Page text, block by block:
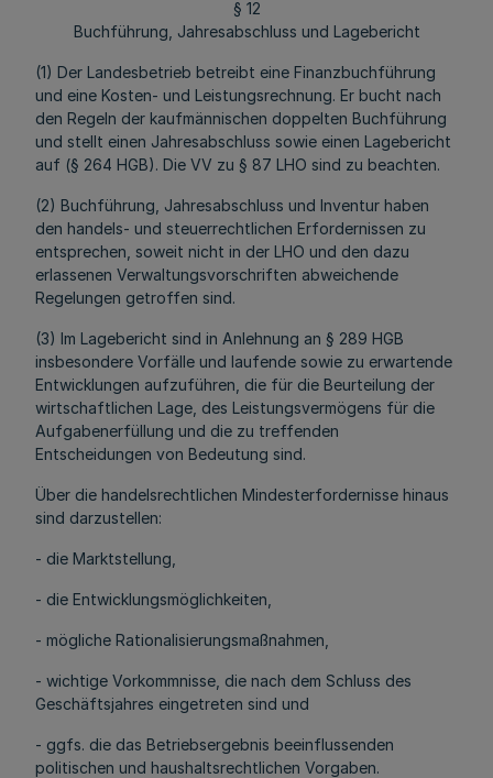
§ 12
Buchführung, Jahresabschluss und Lagebericht
(1) Der Landesbetrieb betreibt eine Finanzbuchführung
und eine Kosten- und Leistungsrechnung. Er bucht nach
den Regeln der kaufmännischen doppelten Buchführung
und stellt einen Jahresabschluss sowie einen Lagebericht
auf (§ 264 HGB). Die VV zu § 87 LHO sind zu beachten.
(2) Buchführung, Jahresabschluss und Inventur haben
den handels- und steuerrechtlichen Erfordernissen zu
entsprechen, soweit nicht in der LHO und den dazu
erlassenen Verwaltungsvorschriften abweichende
Regelungen getroffen sind.
(3) Im Lagebericht sind in Anlehnung an § 289 HGB
insbesondere Vorfälle und laufende sowie zu erwartende
Entwicklungen aufzuführen, die für die Beurteilung der
wirtschaftlichen Lage, des Leistungsvermögens für die
Aufgabenerfüllung und die zu treffenden
Entscheidungen von Bedeutung sind.
Über die handelsrechtlichen Mindesterfordernisse hinaus
sind darzustellen:
- die Marktstellung,
- die Entwicklungsmöglichkeiten,
- mögliche Rationalisierungsmaßnahmen,
- wichtige Vorkommnisse, die nach dem Schluss des
Geschäftsjahres eingetreten sind und
- ggfs. die das Betriebsergebnis beeinflussenden
politischen und haushaltsrechtlichen Vorgaben.